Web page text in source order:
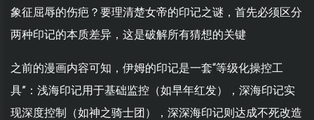
象征屈辱的伤疤？要理清楚女帝的印记之谜，首先必须区分
两种印记的本质差异，这是破解所有猜想的关键
之前的漫画内容可知，伊姆的印记是一套“等级化操控工
具”：浅海印记用于基础监控（如早年红发），深海印记实
现深度控制（如神之骑士团），深深海印记则达成不死改造